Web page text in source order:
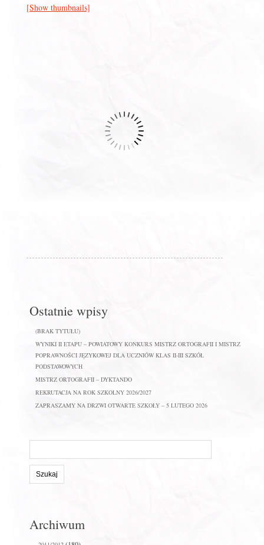
[Show thumbnails]
Ostatnie wpisy
(BRAK TYTUŁU)
WYNIKI II ETAPU – POWIATOWY KONKURS MISTRZ ORTOGRAFII I MISTRZ
POPRAWNOŚCI JĘZYKOWEJ DLA UCZNIÓW KLAS II-III SZKÓŁ
PODSTAWOWYCH
MISTRZ ORTOGRAFII – DYKTANDO
REKRUTACJA NA ROK SZKOLNY 2026/2027
ZAPRASZAMY NA DRZWI OTWARTE SZKOŁY – 5 LUTEGO 2026
stronie:
Archiwum